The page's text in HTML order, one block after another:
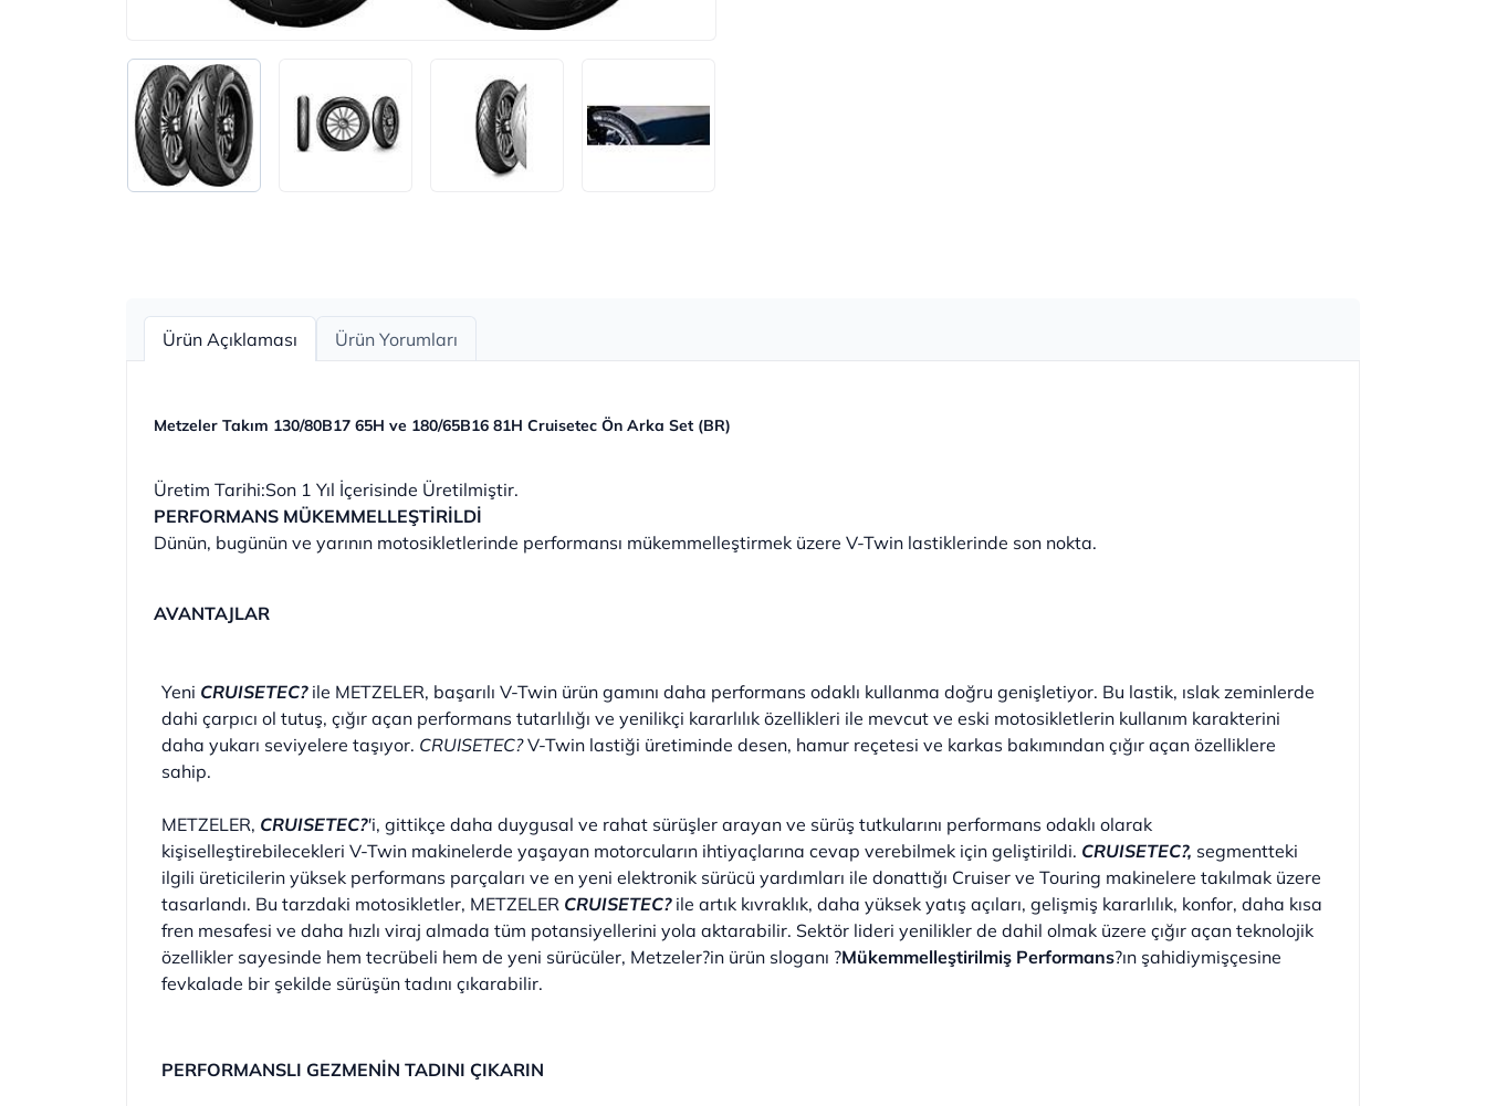
Ürün Açıklaması Ürün Yorumları
Metzeler Takım 130/80B17 65H ve 180/65B16 81H Cruisetec Ön Arka Set (BR)
Üretim Tarihi:Son 1 Yıl İçerisinde Üretilmiştir.
PERFORMANS MÜKEMMELLEŞTİRİLDİ
Dünün, bugünün ve yarının motosikletlerinde performansı mükemmelleştirmek üzere V-Twin lastiklerinde son nokta.
AVANTAJLAR
Yeni CRUISETEC? ile METZELER, başarılı V-Twin ürün gamını daha performans odaklı kullanma doğru genişletiyor. Bu lastik, ıslak zeminlerde
dahi çarpıcı ol tutuş, çığır açan performans tutarlılığı ve yenilikçi kararlılık özellikleri ile mevcut ve eski motosikletlerin kullanım karakterini
daha yukarı seviyelere taşıyor. CRUISETEC?V-Twin lastiği üretiminde desen, hamur reçetesi ve karkas bakımından çığır açan özelliklere
sahip.
METZELER, CRUISETEC?'i, gittikçe daha duygusal ve rahat sürüşler arayan ve sürüş tutkularını performans odaklı olarak
kişiselleştirebilecekleri V-Twin makinelerde yaşayan motorcuların ihtiyaçlarına cevap verebilmek için geliştirildi. CRUISETEC?, segmentteki
ilgili üreticilerin yüksek performans parçaları ve en yeni elektronik sürücü yardımları ile donattığı Cruiser ve Touring makinelere takılmak üzere
tasarlandı. Bu tarzdaki motosikletler, METZELER CRUISETEC? ile artık kıvraklık, daha yüksek yatış açıları, gelişmiş kararlılık, konfor, daha kısa
fren mesafesi ve daha hızlı viraj almada tüm potansiyellerini yola aktarabilir. Sektör lideri yenilikler de dahil olmak üzere çığır açan teknolojik
özellikler sayesinde hem tecrübeli hem de yeni sürücüler, Metzeler?in ürün sloganı ?Mükemmelleştirilmiş Performans?ın şahidiymişçesine
fevkalade bir şekilde sürüşün tadını çıkarabilir.
PERFORMANSLI GEZMENİN TADINI ÇIKARIN